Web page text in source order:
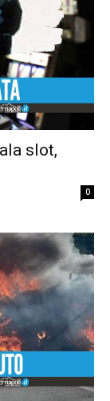
slot,
0